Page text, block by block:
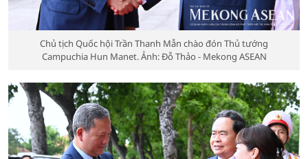
Chủ tịch Quốc hội Trần Thanh Mẫn chào đón Thủ tướng
Campuchia Hun Manet. Ảnh: Đỗ Thảo - Mekong ASEAN